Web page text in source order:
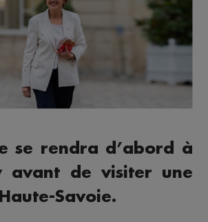
se rendra d’abord à
avant de visiter une
Savoie.